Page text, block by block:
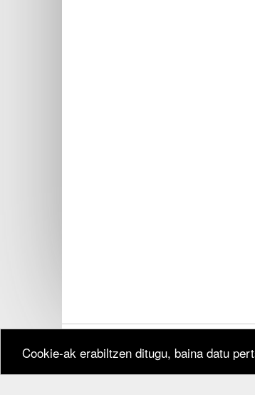
Cookie-ak erabiltzen ditugu, baina datu